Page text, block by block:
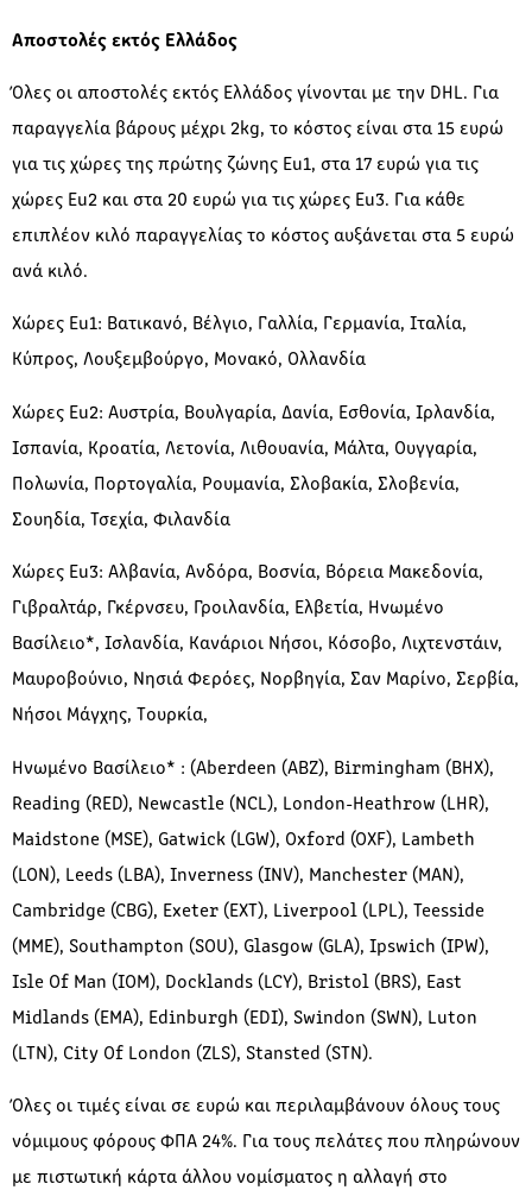
Αποστολές εκτός Ελλάδος
Όλες οι αποστολές εκτός Ελλάδος γίνονται με την DHL. Για
παραγγελία βάρους μέχρι 2kg, το κόστος είναι στα 15 ευρώ
για τις χώρες της πρώτης ζώνης Eu1, στα 17 ευρώ για τις
χώρες Eu2 και στα 20 ευρώ για τις χώρες Eu3. Για κάθε
επιπλέον κιλό παραγγελίας το κόστος αυξάνεται στα 5 ευρώ
ανά κιλό.
Χώρες Eu1: Βατικανό, Βέλγιο, Γαλλία, Γερμανία, Ιταλία,
Κύπρος, Λουξεμβούργο, Μονακό, Ολλανδία
Χώρες Eu2: Αυστρία, Βουλγαρία, Δανία, Εσθονία, Ιρλανδία,
Ισπανία, Κροατία, Λετονία, Λιθουανία, Μάλτα, Ουγγαρία,
Πολωνία, Πορτογαλία, Ρουμανία, Σλοβακία, Σλοβενία,
Σουηδία, Τσεχία, Φιλανδία
Χώρες Eu3: Αλβανία, Ανδόρα, Βοσνία, Βόρεια Μακεδονία,
Γιβραλτάρ, Γκέρνσευ, Γροιλανδία, Ελβετία, Ηνωμένο
Βασίλειο*, Ισλανδία, Κανάριοι Νήσοι, Κόσοβο, Λιχτενστάιν,
Μαυροβούνιο, Νησιά Φερόες, Νορβηγία, Σαν Μαρίνο, Σερβία,
Νήσοι Μάγχης, Τουρκία,
Ηνωμένο Βασίλειο* : (Aberdeen (ABZ), Birmingham (BHX),
Reading (RED), Newcastle (NCL), London-Heathrow (LHR),
Maidstone (MSE), Gatwick (LGW), Oxford (OXF), Lambeth
(LON), Leeds (LBA), Inverness (INV), Manchester (MAN),
Cambridge (CBG), Exeter (EXT), Liverpool (LPL), Teesside
(MME), Southampton (SOU), Glasgow (GLA), Ipswich (IPW),
Isle Of Man (IOM), Docklands (LCY), Bristol (BRS), East
Midlands (EMA), Edinburgh (EDI), Swindon (SWN), Luton
(LTN), City Of London (ZLS), Stansted (STN).
Όλες οι τιμές είναι σε ευρώ και περιλαμβάνουν όλους τους
νόμιμους φόρους ΦΠΑ 24%. Για τους πελάτες που πληρώνουν
με πιστωτική κάρτα άλλου νομίσματος η αλλαγή στο